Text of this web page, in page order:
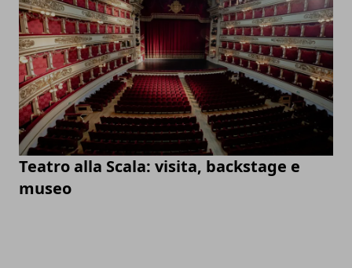
Teatro alla Scala: visita, backstage e
museo